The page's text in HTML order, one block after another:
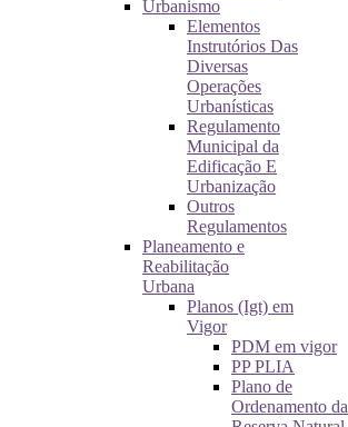
Urbanismo
Elementos
Instrutórios Das
Diversas
Operações
Urbanísticas
Regulamento
Municipal da
Edificação E
Urbanização
Outros
Regulamentos
Planeamento e
Reabilitação
Urbana
Planos (Igt) em
Vigor
PDM em vigor
PP PLIA
Plano de
Ordenamento da